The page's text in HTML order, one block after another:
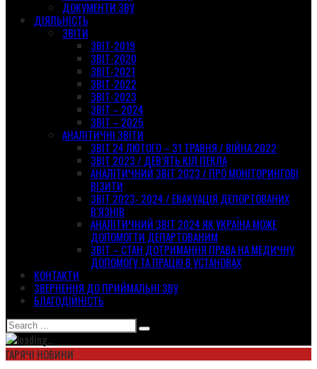
ДОКУМЕНТИ ЗВУ
ДІЯЛЬНІСТЬ
ЗВІТИ
ЗВІТ-2019
ЗВІТ-2020
ЗВІТ-2021
ЗВІТ-2022
ЗВІТ-2023
ЗВІТ – 2024
ЗВІТ – 2025
АНАЛІТИЧНІ ЗВІТИ
ЗВІТ 24 ЛЮТОГО – 31 ТРАВНЯ / ВІЙНА 2022
ЗВІТ 2023 / ДЕВ’ЯТЬ КІЛ ПЕКЛА
АНАЛІТИЧНИЙ ЗВІТ 2023 / ПРО МОНІТОРИНГОВІ
ВІЗИТИ
ЗВІТ 2023- 2024 / ЕВАКУАЦІЯ ДЕПОРТОВАНИХ
В’ЯЗНІВ
АНАЛІТИЧНИЙ ЗВІТ 2024 ЯК УКРАЇНА МОЖЕ
ДОПОМОГТИ ДЕПАРТОВАНИМ
ЗВІТ – СТАН ДОТРИМАННЯ ПРАВА НА МЕДИЧНУ
ДОПОМОГУ ТА ПРАЦЮ В УСТАНОВАХ
КОНТАКТИ
ЗВЕРНЕННЯ ДО ПРИЙМАЛЬНІ ЗВУ
БЛАГОДІЙНІСТЬ
ГАРЯЧІ НОВИНИ